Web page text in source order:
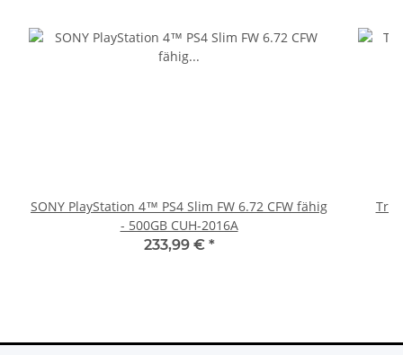
SONY PlayStation 4™ PS4 Slim FW 6.72 CFW fähig
- 500GB CUH-2016A
233,99 € *